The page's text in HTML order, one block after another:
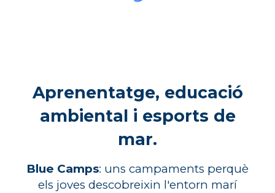
Aprenentatge, educació
ambiental i esports de
mar.
Blue Camps: uns campaments perquè
els joves descobreixin l'entorn marí